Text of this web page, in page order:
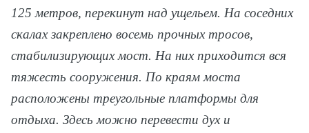
125 метров, перекинут над ущельем. На соседних
скалах закреплено восемь прочных тросов,
стабилизирующих мост. На них приходится вся
тяжесть сооружения. По краям моста
расположены треугольные платформы для
отдыха. Здесь можно перевести дух и